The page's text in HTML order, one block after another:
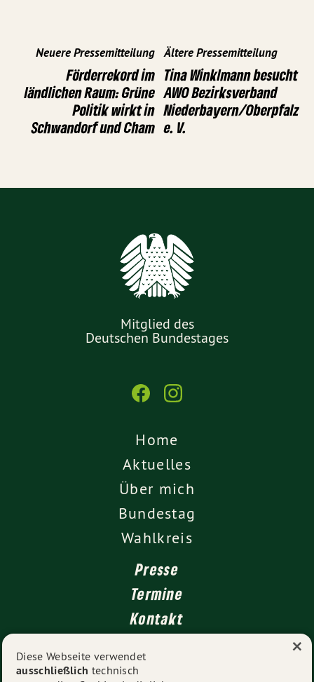
Neuere Pressemitteilung
Förderrekord im
ländlichen Raum: Grüne
Politik wirkt in
Schwandorf und Cham
Ältere Pressemitteilung
Tina Winklmann besucht
AWO Bezirksverband
Niederbayern/Oberpfalz
e. V.
Mitglied des
Deutschen Bundestages
Home
Aktuelles
Über mich
Bundestag
Wahlkreis
Presse
Termine
Kontakt
Impressum
Diese Webseite verwendet
ausschließlich technisch
×